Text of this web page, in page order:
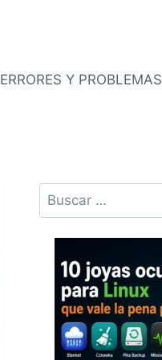
ERRORES Y PROBLEMAS
Buscar: